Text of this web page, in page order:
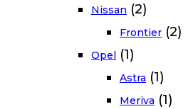
Nissan (2)
Frontier (2)
Opel (1)
Astra (1)
Meriva (1)